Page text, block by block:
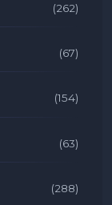
(262)
(67)
(154)
(63)
(288)